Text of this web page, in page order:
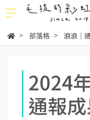
部落格 浪浪｜
2024
通報